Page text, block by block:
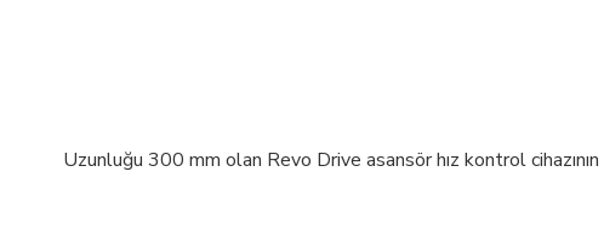
Uzunluğu 300 mm olan Revo Drive asansör hız kontrol